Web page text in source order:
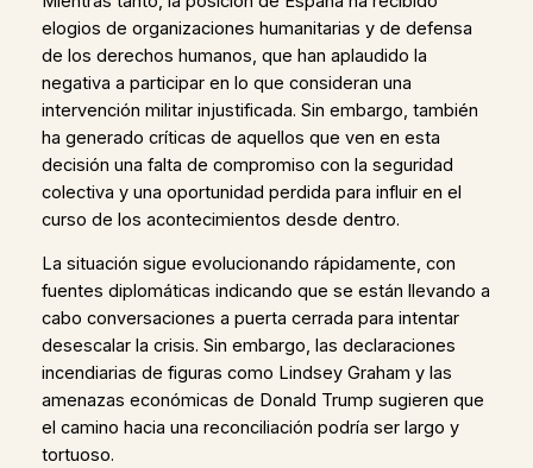
elogios de organizaciones humanitarias y de defensa
de los derechos humanos, que han aplaudido la
negativa a participar en lo que consideran una
intervención militar injustificada. Sin embargo, también
ha generado críticas de aquellos que ven en esta
decisión una falta de compromiso con la seguridad
colectiva y una oportunidad perdida para influir en el
curso de los acontecimientos desde dentro.
La situación sigue evolucionando rápidamente, con
fuentes diplomáticas indicando que se están llevando a
cabo conversaciones a puerta cerrada para intentar
desescalar la crisis. Sin embargo, las declaraciones
incendiarias de figuras como Lindsey Graham y las
amenazas económicas de Donald Trump sugieren que
el camino hacia una reconciliación podría ser largo y
tortuoso.